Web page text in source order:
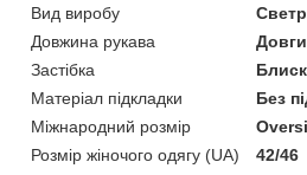
Вид виробу
Светр
Довжина рукава
Застібка
Матеріал підкладки
Без
Міжнародний розмір
Розмір жіночого одягу (UA)
42/46